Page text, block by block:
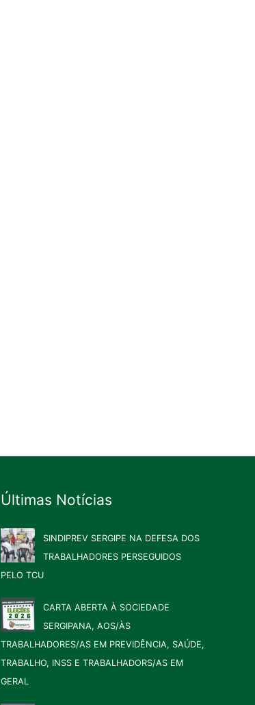
Últimas Notícias
SINDIPREV SERGIPE NA DEFESA DOS
TRABALHADORES PERSEGUIDOS
PELO TCU
CARTA ABERTA À SOCIEDADE
SERGIPANA, AOS/ÀS
TRABALHADORES/AS EM PREVIDÊNCIA, SAÚDE,
TRABALHO, INSS E TRABALHADORS/AS EM
GERAL